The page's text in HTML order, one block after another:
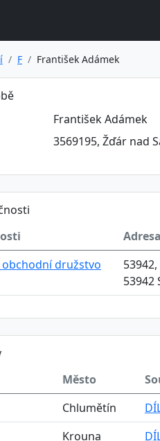
F František Adámek
František Adámek
3569195, Žďár nad
Adresa
obchodní družstvo
53942
Město
Chlumětín
Krouna